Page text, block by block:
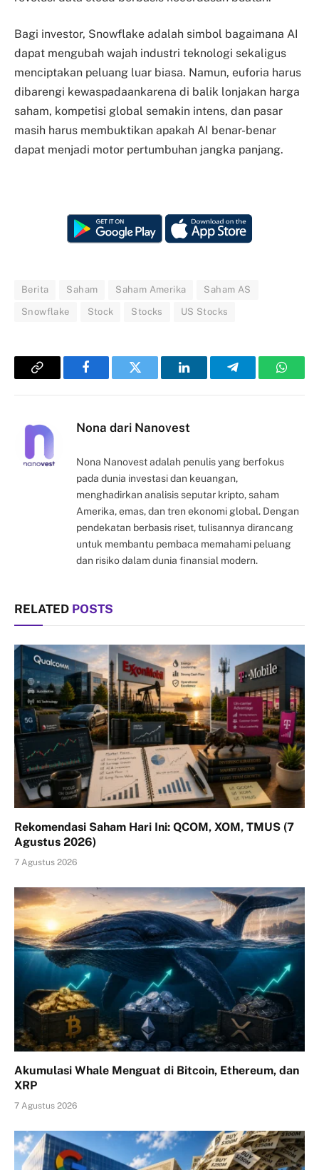
Bagi investor, Snowflake adalah simbol bagaimana AI
dapat mengubah wajah industri teknologi sekaligus
menciptakan peluang luar biasa. Namun, euforia harus
dibarengi kewaspadaankarena di balik lonjakan harga
saham, kompetisi global semakin intens, dan pasar
masih harus membuktikan apakah AI benar-benar
dapat menjadi motor pertumbuhan jangka panjang.
Berita Saham Saham Amerika Saham AS
Snowflake Stock Stocks US Stocks
Copy
FacebookTwitter LinkedInTelegram
Nona dari Nanovest
Nona Nanovest adalah penulis yang berfokus
pada dunia investasi dan keuangan,
menghadirkan analisis seputar kripto, saham
Amerika, emas, dan tren ekonomi global. Dengan
pendekatan berbasis riset, tulisannya dirancang
untuk membantu pembaca memahami peluang
dan risiko dalam dunia finansial modern.
RELATED POSTS
Rekomendasi Saham Hari Ini: QCOM, XOM, TMUS (7
Agustus 2026)
7 Agustus 2026
Akumulasi Whale Menguat di Bitcoin, Ethereum, dan
XRP
7 Agustus 2026